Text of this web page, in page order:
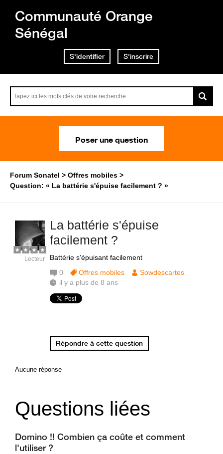
Communauté Orange
Sénégal
S'identifier S'inscrire
Poser une question
Forum Sonatel
Offres mobiles
Question: « La battérie s'épuise facilement ? »
La battérie s'épuise
facilement ?
Battérie s'épuisant facilement
Lecteur
0 Offres mobiles
Sowdescartes
il y a plus de 8 ans
Répondre à cette question
Aucune réponse
Questions liées
Domino !! Combien ça coûte et comment
l'utiliser ?